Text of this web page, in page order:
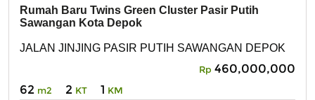
Rumah Baru Twins Green Cluster Pasir Putih
Sawangan Kota Depok
JALAN JINJING PASIR PUTIH SAWANGAN DEPOK
Rp 460,000,000
62 m2 2 KT 1 KM